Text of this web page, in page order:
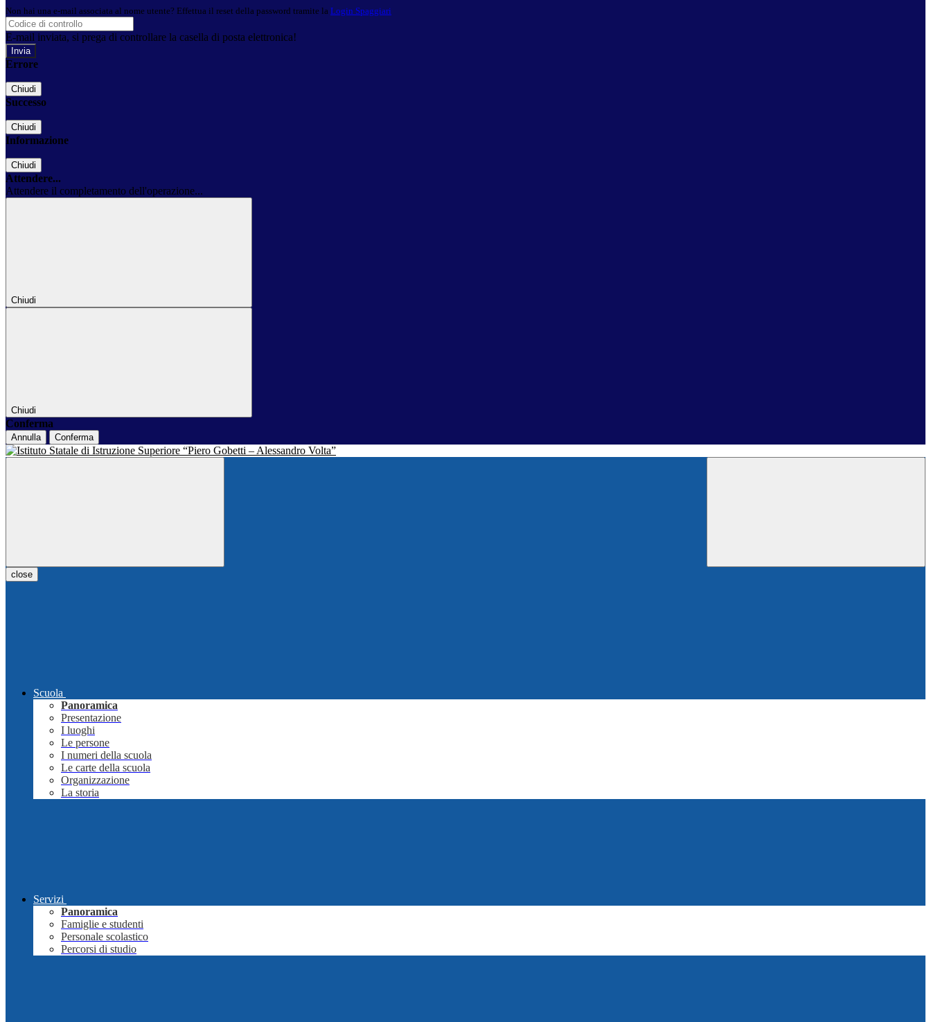
Non hai una e-mail associata al nome utente? Effettua il reset della password tramite la Login Spaggiari
E-mail inviata, si prega di controllare la casella di posta elettronica!
Errore
Chiudi
Successo
Chiudi
Informazione
Chiudi
Attendere...
Attendere il completamento dell'operazione...
Chiudi
Chiudi
Conferma
Annulla Conferma
close
Scuola
Panoramica
Presentazione
I luoghi
Le persone
I numeri della scuola
Le carte della scuola
Organizzazione
La storia
Servizi
Panoramica
Famiglie e studenti
Personale scolastico
Percorsi di studio